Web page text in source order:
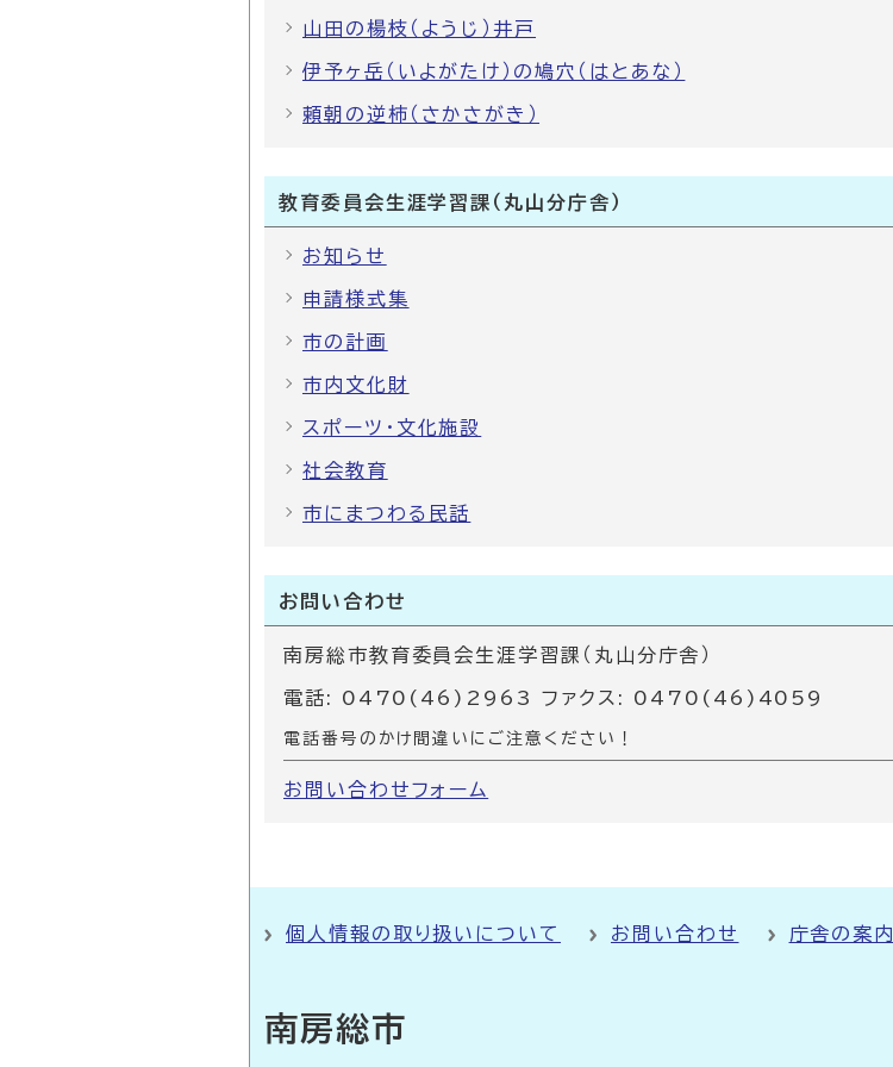
山田の楊枝（ようじ）井戸
伊予ヶ岳（いよがたけ）の鳩穴（はとあな）
頼朝の逆柿（さかさがき）
教育委員会生涯学習課（丸山分庁舎）
お知らせ
申請様式集
市の計画
市内文化財
スポーツ・文化施設
社会教育
市にまつわる民話
お問い合わせ
南房総市教育委員会生涯学習課（丸山分庁舎）
電話: 0470(46)2963 ファクス: 0470(46)4059
電話番号のかけ間違いにご注意ください！
お問い合わせフォーム
個人情報の取り扱いについて お問い合わせ 庁舎の案内
南房総市